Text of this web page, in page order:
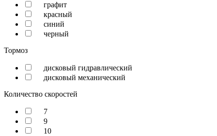
графит
красный
синий
черный
Тормоз
дисковый гидравлический
дисковый механический
Количество скоростей
7
9
10